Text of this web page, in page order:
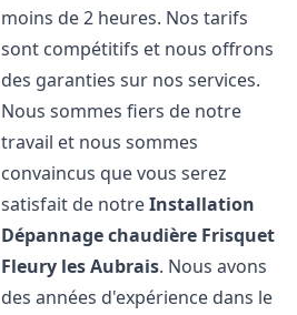
moins de 2 heures. Nos tarifs
sont compétitifs et nous offrons
des garanties sur nos services.
Nous sommes fiers de notre
travail et nous sommes
convaincus que vous serez
satisfait de notreInstallation
Dépannage chaudière Frisquet
Fleury les Aubrais. Nous avons
des années d'expérience dans le